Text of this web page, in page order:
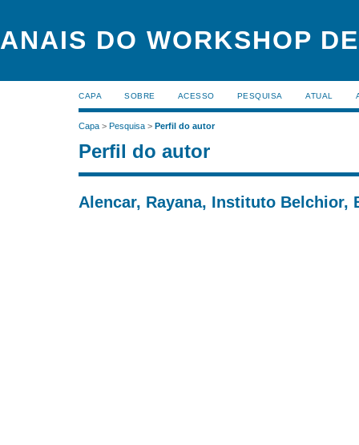
ANAIS DO WORKSHOP
CAPA SOBRE ACESSO PESQUISA ATUAL
Capa > Pesquisa > Perfil do autor
Perfil do autor
Alencar, Rayana, Instituto Belchior,